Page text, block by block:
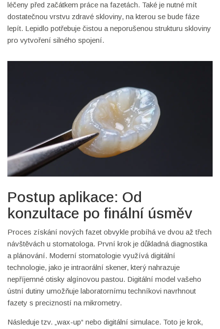
léčeny před začátkem práce na fazetách. Také je nutné mít
dostatečnou vrstvu zdravé skloviny, na kterou se bude fáze
lepít. Lepidlo potřebuje čistou a neporušenou strukturu skloviny
pro vytvoření silného spojení.
Postup aplikace: Od
konzultace po finální úsměv
Proces získání nových fazet obvykle probíhá ve dvou až třech
návštěvách u stomatologa. První krok je důkladná diagnostika
a plánování. Moderní stomatologie využívá digitální
technologie, jako je intraorální skener, který nahrazuje
nepříjemné otisky algínovou pastou. Digitální model vašeho
ústní dutiny umožňuje laboratornímu techníkovi navrhnout
fazety s precizností na mikrometry.
Následuje tzv. „wax-up“ nebo digitální simulace. Toto je krok,